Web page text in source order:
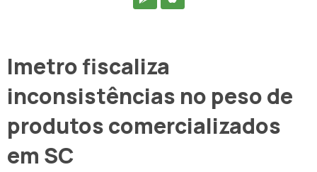
Imetro fiscaliza
inconsistências no peso de
produtos comercializados
em SC